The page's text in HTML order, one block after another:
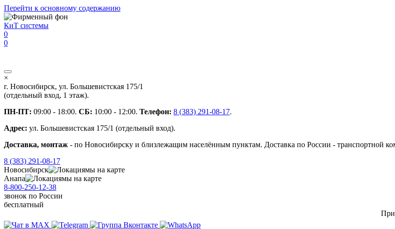
Перейти к основному содержанию
КиТ системы
0
0
×
г. Новосибирск, ул. Большевистская 175/1
(отдельный вход, 1 этаж).
ПН-ПТ: 09:00 - 18:00. СБ: 10:00 - 12:00. Телефон: 8 (383) 291-08-17.
Адрес: ул. Большевистская 175/1 (отдельный вход).
Доставка, монтаж - по Новосибирску и близлежащим населённым пунктам. Доставка по России - транспортной
8 (383) 291-08-17
Новосибирск
мы на карте
Анапа
мы на карте
8-800-250-12-38
звонок по России
бесплатный
Приём